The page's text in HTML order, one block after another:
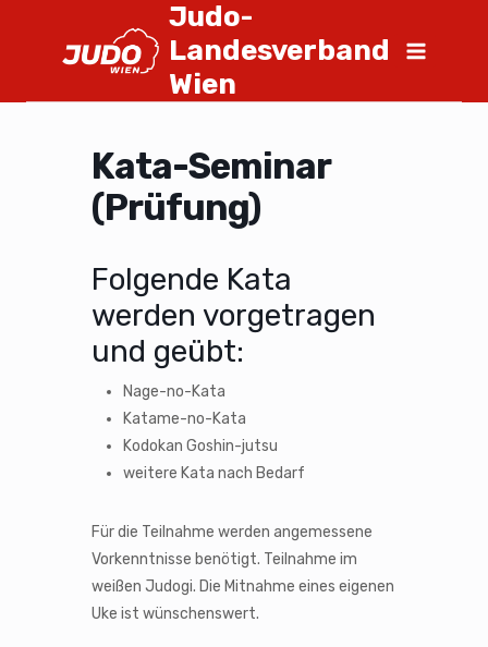
Judo-
Landesverband
Wien
Kata-Seminar
(Prüfung)
Folgende Kata
werden vorgetragen
und geübt:
Nage-no-Kata
Katame-no-Kata
Kodokan Goshin-jutsu
weitere Kata nach Bedarf
Für die Teilnahme werden angemessene
Vorkenntnisse benötigt. Teilnahme im
weißen Judogi. Die Mitnahme eines eigenen
Uke ist wünschenswert.